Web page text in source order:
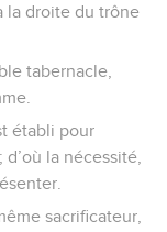
la droite du trône
tabernacle,
établi pour
la nécessité,
sacrificateur,